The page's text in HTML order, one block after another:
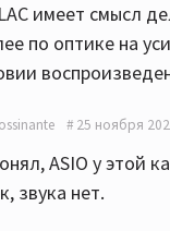
имеет смысл
по оптике на
25 ноября
ASIO у этой
звука нет.